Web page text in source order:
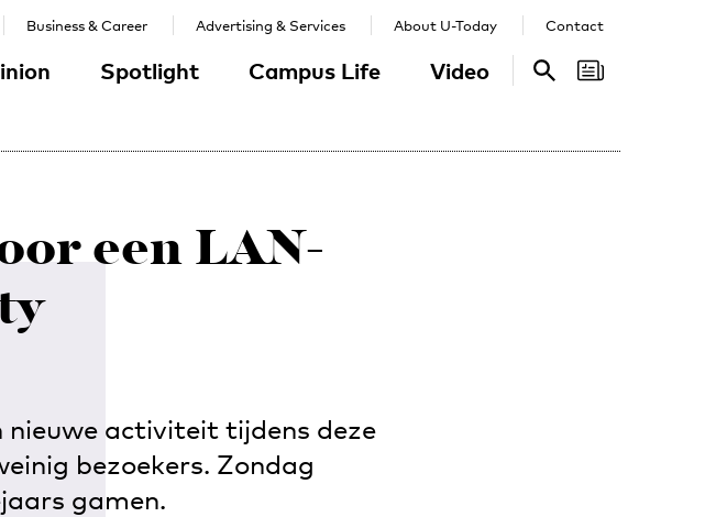
Spotlight Campus Life Video
Business & Career Advertising & Services About U-Today Contact
Search
een LAN-
activiteit tijdens deze
bezoekers. Zondag
gamen.